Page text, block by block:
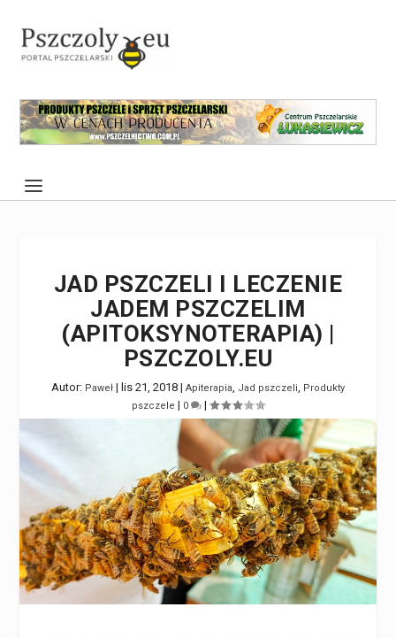
JAD PSZCZELI I LECZENIE
JADEM PSZCZELIM
(APITOKSYNOTERAPIA) |
PSZCZOLY.EU
Autor: Paweł | lis 21, 2018 | Apiterapia Jad pszczeli
Produkty
pszczele | 0 |